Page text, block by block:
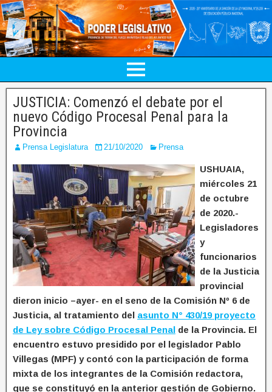
JUSTICIA: Comenzó el debate por el
nuevo Código Procesal Penal para la
Provincia
Prensa Legislatura 21/10/2020 Prensa
USHUAIA,
miércoles 21
de octubre
de 2020.-
Legisladores
y
funcionarios
de la Justicia
provincial
dieron inicio –ayer- en el seno de la Comisión Nº 6 de
Justicia, al tratamiento del asunto N° 430/19 proyecto
de Ley sobre Código Procesal Penal de la Provincia. El
encuentro estuvo presidido por el legislador Pablo
Villegas (MPF) y contó con la participación de forma
mixta de los integrantes de la Comisión redactora,
que se constituyó en la anterior gestión de Gobierno.